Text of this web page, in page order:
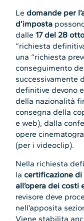
Ledomande per
d’imposta
dalle17 del 28
“richiesta
una “richiesta
conseguimento
successivamente
definitive devono
della nazionalità
consegna della
e web), dalla
opere
(per i videoclip).
Nella richiesta
lacertificazione
all’opera dei
revisore deve
nell’apposita
Viene stabilita